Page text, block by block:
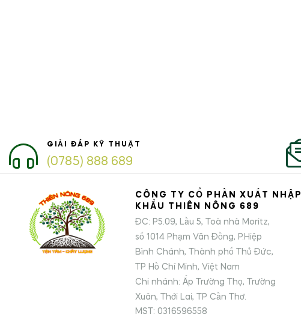
GIẢI ĐÁP KỸ THUẬT
(0785) 888 689
CÔNG TY CỔ PHẦN XUẤT NHẬP
KHẨU THIÊN NÔNG 689
ĐC: P5.09, Lầu 5, Toà nhà Moritz,
số 1014 Phạm Văn Đồng, P.Hiệp
Bình Chánh, Thành phố Thủ Đức,
TP Hồ Chí Minh, Việt Nam
Chi nhánh: Ấp Trường Thọ, Trường
Xuân, Thới Lai, TP Cần Thơ.
MST: 0316596558